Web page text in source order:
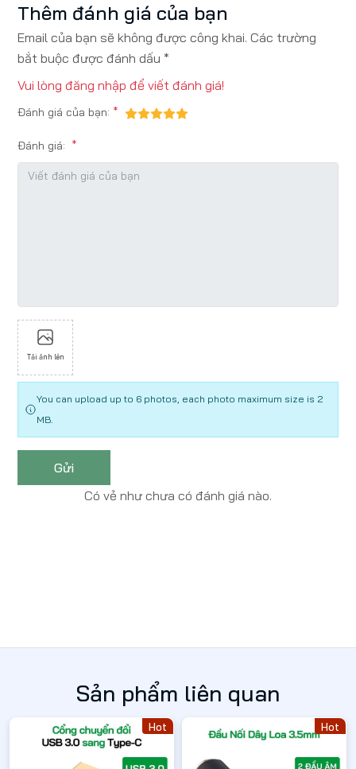
Thêm đánh giá của bạn
Email của bạn sẽ không được công khai. Các trường
bắt buộc được đánh dấu *
Vui lòng đăng nhập để viết đánh giá!
Đánh giá của bạn:
Đánh giá:
Tải ảnh lên
You can upload up to 6 photos, each photo maximum size is 2
MB.
Gửi
Có vẻ như chưa có đánh giá nào.
Sản phẩm liên quan
Hot Hot